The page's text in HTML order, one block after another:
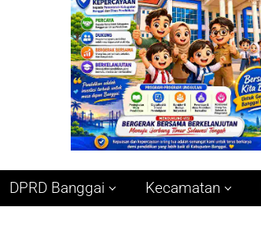
DPRD Banggai Kecamatan